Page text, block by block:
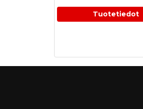
Tuotetiedot